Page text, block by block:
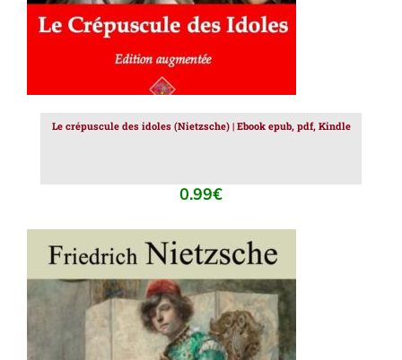
Le crépuscule des idoles (Nietzsche) | Ebook epub, pdf, Kindle
0.99€